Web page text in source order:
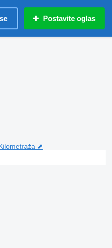
Postavite oglas
⬈